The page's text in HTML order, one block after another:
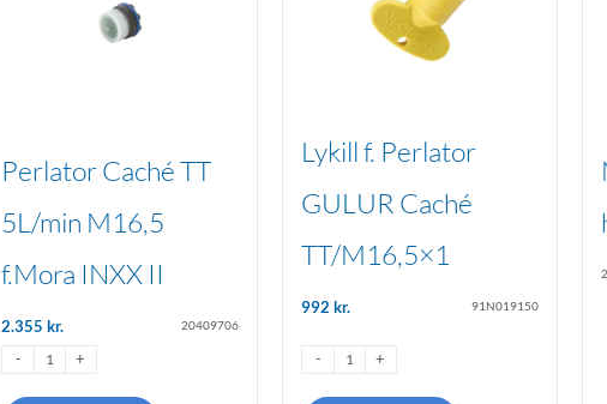
Perlator Caché TT
5L/min M16,5
f.Mora INXX II
2.355kr. 20409706
Lykill f. Perlator
GULUR Caché
TT/M16,5×1
992kr. 91N019150